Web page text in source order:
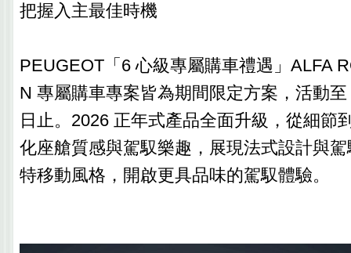
把握入主最佳時機
PEUGEOT「6 心級專屬購車禮遇」ALFA
N 專屬購車專案皆為期間限定方案，活動
日止。2026 正年式產品全面升級，從細節
化座艙質感與駕馭樂趣，展現法式設計與
特移動風格，開啟更具品味的駕馭體驗。